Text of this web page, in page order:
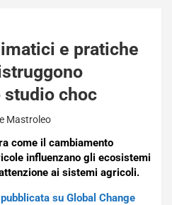
e pratiche
studio choc
Mastroleo
come il cambiamento
influenzano gli ecosistemi
ai sistemi agricoli.
pubblicata su Global Change